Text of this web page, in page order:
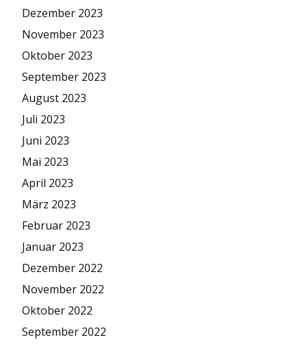
Dezember 2023
November 2023
Oktober 2023
September 2023
August 2023
Juli 2023
Juni 2023
Mai 2023
April 2023
März 2023
Februar 2023
Januar 2023
Dezember 2022
November 2022
Oktober 2022
September 2022